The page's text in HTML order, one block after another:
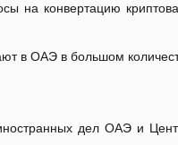
на конвертацию
в ОАЭ в большом
дел ОАЭ и